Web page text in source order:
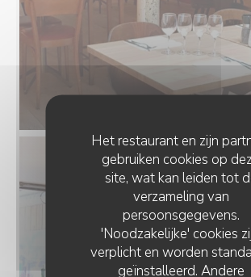
Het restaurant en zijn
gebruiken cookies op
site, wat kan leiden tot
verzameling van
persoonsgegevens.
'Noodzakelijke' cookies
verplicht en worden
geïnstalleerd. Andere